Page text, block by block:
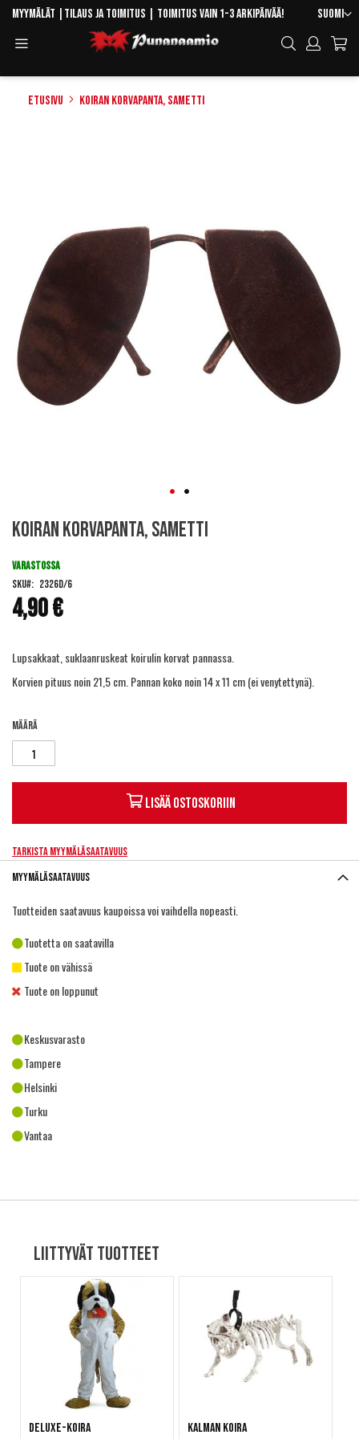
Skip
Content
Kieli
Suomi
Myymälät Tilaus ja toimitus | Toimitus vain 1-3 arkipäivää!
Hae
Etusivu Koiran korvapanta, sametti
to
beginning
the
images
gallery
Koiran korvapanta, sametti
4,90 €
VARASTOSSA
SKU
2326D/6
Lupsakkaat, suklaanruskeat koirulin korvat pannassa.
Korvien pituus noin 21,5 cm. Pannan koko noin 14 x 11 cm (ei venytettynä).
Määrä
Lisää ostoskoriin
Tarkista myymäläsaatavuus
Myymäläsaatavuus
Tuotteiden saatavuus kaupoissa voi vaihdella nopeasti.
Tuotetta on saatavilla
Tuote on vähissä
Tuote on loppunut
Keskusvarasto
Tampere
Helsinki
Turku
Vantaa
Liittyvät tuotteet
Deluxe-Koira Kalman koira